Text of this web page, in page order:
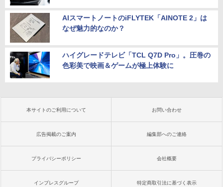
AIスマートノートのiFLYTEK「AINOTE 2」は
なぜ魅力的なのか？
ハイグレードテレビ「TCL Q7D Pro」。圧巻の
色彩美で映画＆ゲームが極上体験に
本サイトのご利用について お問い合わせ
広告掲載のご案内 編集部へのご連絡
プライバシーポリシー 会社概要
インプレスグループ 特定商取引法に基づく表示